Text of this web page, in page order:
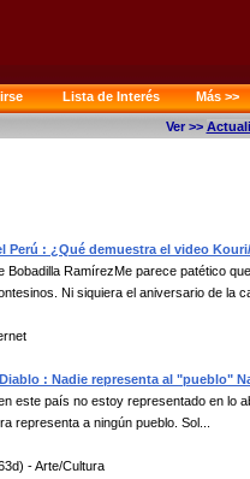
Lista de Interés
Más >>
Ver >>
Perú : ¿Qué demuestra el video
Bobadilla RamírezMe parece patético
Ni siquiera el aniversario de la
: Nadie representa al "pueblo"
este país no estoy representado en lo
representa a ningún pueblo. Sol...
- Arte/Cultura